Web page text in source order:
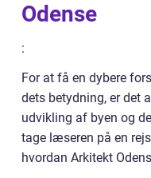
Odense
:
For at få en dybere
dets betydning, er det
udvikling af byen og
tage læseren på en
hvordan Arkitekt